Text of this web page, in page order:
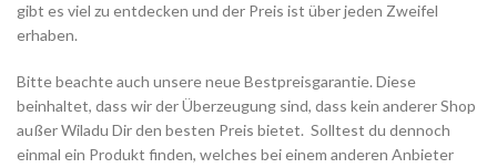
gibt es viel zu entdecken und der Preis ist über jeden Zweifel
erhaben.
Bitte beachte auch unsere neue Bestpreisgarantie. Diese
beinhaltet, dass wir der Überzeugung sind, dass kein anderer Shop
außer Wiladu Dir den besten Preis bietet. Solltest du dennoch
einmal ein Produkt finden, welches bei einem anderen Anbieter